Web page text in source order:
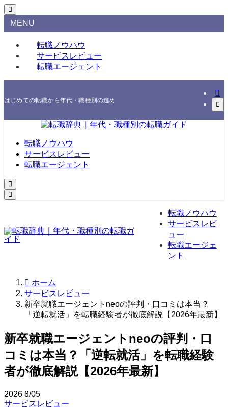
MENU
転職ノウハウ
サービスレビュー
転職エージェント
はじめての転職から年代・職種別の進め方、エージェント・スクールの選び
転職ノウハウ
サービスレビュー
転職エージェント
転職ノウハウ
サービスレビ
ュー
転職エージェ
ント
ホーム
サービスレビュー
新卒就職エージェントneoの評判・口コミは本当？
「逆転就活」を転職経験者が徹底解説【2026年最新】
新卒就職エージェントneoの評判・口
コミは本当？「逆転就活」を転職経験
者が徹底解説【2026年最新】
2026 8/05
サービスレビュー